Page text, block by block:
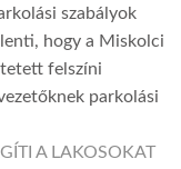
szabályok
hogy a Miskolci
felszíni
parkolási
A LAKOSOKAT